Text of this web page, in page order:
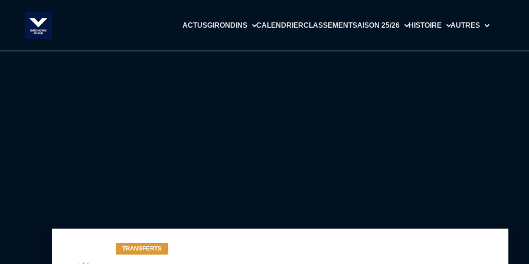
ACTUSGIRONDINS CALENDRIERCLASSEMENTSAISON 25/26 HISTOIRE AUTRES
TRANSFERTS